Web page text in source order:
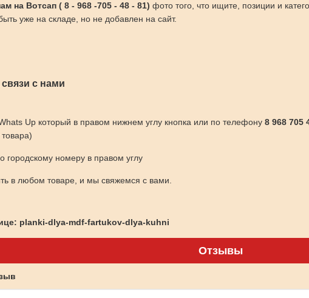
на Вотсап ( 8 - 968 -705 - 48 - 81) фото того, что ищите, позиции и
уже на складе, но не добавлен на сайт.
с нами
Up который в правом нижнем углу кнопка или по телефону 8 968 705
товара)
городскому номеру в правом углу
в любом товаре, и мы свяжемся с вами.
planki-dlya-mdf-fartukov-dlya-kuhni
Отзывы